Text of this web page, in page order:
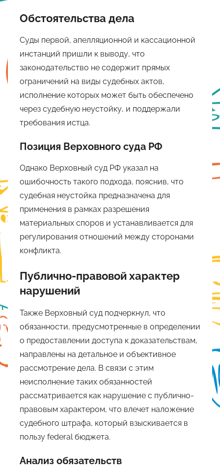
Обстоятельства дела
Суды первой, апелляционной и кассационной
инстанций пришли к выводу, что
законодательство не содержит прямых
ограничений на виды судебных актов,
исполнение которых может быть обеспечено
через судебную неустойку, и поддержали
требования истца.
Позиция Верховного суда РФ
Однако Верховный суд РФ указал на
ошибочность такого подхода, пояснив, что
судебная неустойка предназначена для
применения в рамках разрешения
материальных споров и устанавливается для
регулирования отношений между сторонами
конфликта.
Публично-правовой характер
нарушений
Также Верховный суд подчеркнул, что
обязанности, предусмотренные в определении
о предоставлении доступа к доказательствам,
направлены на детальное и объективное
рассмотрение дела. В связи с этим
неисполнение таких обязанностей
рассматривается как нарушение с публично-
правовым характером, что влечет наложение
судебного штрафа, который взыскивается в
пользу federal бюджета.
Анализ обязательств